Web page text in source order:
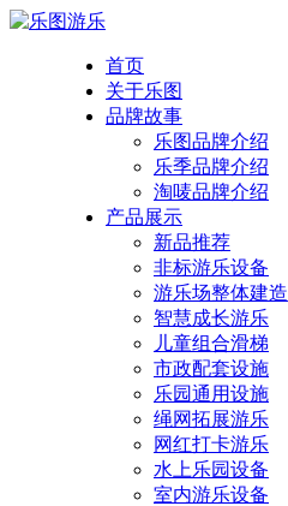
首页
关于乐图
品牌故事
乐图品牌介绍
乐季品牌介绍
淘唛品牌介绍
产品展示
新品推荐
非标游乐设备
游乐场整体建造
智慧成长游乐
儿童组合滑梯
市政配套设施
乐园通用设施
绳网拓展游乐
网红打卡游乐
水上乐园设备
室内游乐设备